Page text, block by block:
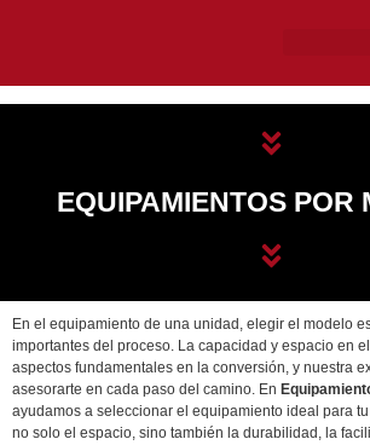
EQUIPAMIENTOS POR
En el equipamiento de una unidad, elegir el modelo
importantes del proceso. La capacidad y espacio en
aspectos fundamentales en la conversión, y nuestra
asesorarte en cada paso del camino. En
ayudamos a seleccionar el equipamiento ideal para
no solo el espacio, sino también la durabilidad, la